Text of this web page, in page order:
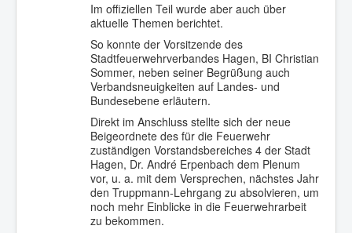
Im offiziellen Teil wurde aber auch über
aktuelle Themen berichtet.
So konnte der Vorsitzende des
Stadtfeuerwehrverbandes Hagen, BI Christian
Sommer, neben seiner Begrüßung auch
Verbandsneuigkeiten auf Landes- und
Bundesebene erläutern.
Direkt im Anschluss stellte sich der neue
Beigeordnete des für die Feuerwehr
zuständigen Vorstandsbereiches 4 der Stadt
Hagen, Dr. André Erpenbach dem Plenum
vor, u. a. mit dem Versprechen, nächstes Jahr
den Truppmann-Lehrgang zu absolvieren, um
noch mehr Einblicke in die Feuerwehrarbeit
zu bekommen.